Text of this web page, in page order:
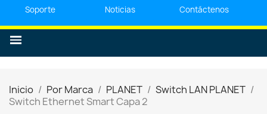
Soporte Noticias Contáctenos
Inicio Por Marca PLANET
Switch LAN PLANET
Switch Ethernet Smart Capa 2